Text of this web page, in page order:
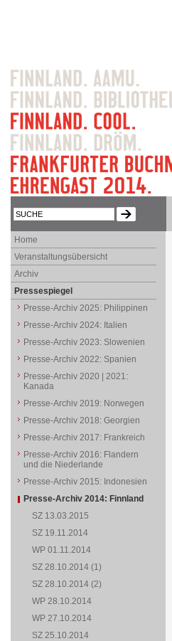
Home
Veranstaltungsübersicht
Archiv
Pressespiegel
Presse-Archiv 2025: Philippinen
Presse-Archiv 2024: Italien
Presse-Archiv 2023: Slowenien
Presse-Archiv 2022: Spanien
Presse-Archiv 2020 | 2021:
Kanada
Presse-Archiv 2019: Norwegen
Presse-Archiv 2018: Georgien
Presse-Archiv 2017: Frankreich
Presse-Archiv 2016: Flandern
und die Niederlande
Presse-Archiv 2015: Indonesien
Presse-Archiv 2014: Finnland
SZ 13.03.2015
SZ 19.11.2014
WP 01.11.2014
SZ 28.10.2014 (1)
SZ 28.10.2014 (2)
WP 28.10.2014
WP 27.10.2014
SZ 25.10.2014